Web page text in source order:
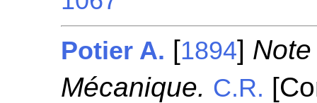
Potier A. [1894]
Mécanique. C.R.